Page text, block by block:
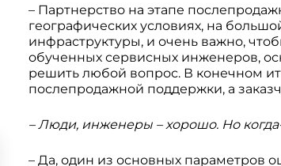
– Партнерство на этапе
географических условиях, на
инфраструктуры, и очень важно,
обученных сервисных инженеров,
решить любой вопрос. В конечном
послепродажной поддержки, а
– Люди, инженеры – хорошо. Но
– Да, один из основных параметров